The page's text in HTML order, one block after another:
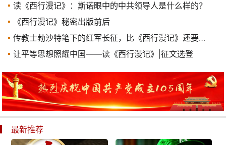
读《西行漫记》：斯诺眼中的中共领导人是什么样的？
《西行漫记》秘密出版前后
传教士勃沙特笔下的红军长征，比《西行漫记》还要早一年
让平等思想照耀中国——读《西行漫记》|征文选登
最新推荐